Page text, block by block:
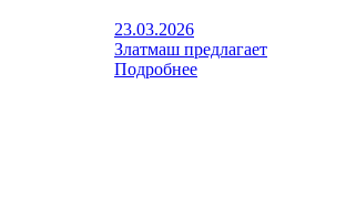
23.03.2026
Златмаш предлагает
Подробнее